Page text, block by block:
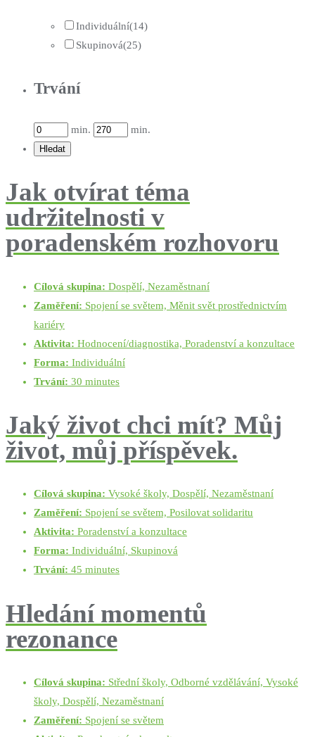
Individuální(14)
Skupinová(25)
Trvání
min. min.
Jak otvírat téma
udržitelnosti v
poradenském rozhovoru
Cílová skupina: Dospělí, Nezaměstnaní
Zaměření: Spojení se světem, Měnit svět prostřednictvím
kariéry
Aktivita: Hodnocení/diagnostika, Poradenství a konzultace
Forma: Individuální
Trvání: 30 minutes
Jaký život chci mít? Můj
život, můj příspěvek.
Cílová skupina: Vysoké školy, Dospělí, Nezaměstnaní
Zaměření: Spojení se světem, Posilovat solidaritu
Aktivita: Poradenství a konzultace
Forma: Individuální, Skupinová
Trvání: 45 minutes
Hledání momentů
rezonance
Cílová skupina: Střední školy, Odborné vzdělávání, Vysoké
školy, Dospělí, Nezaměstnaní
Zaměření: Spojení se světem